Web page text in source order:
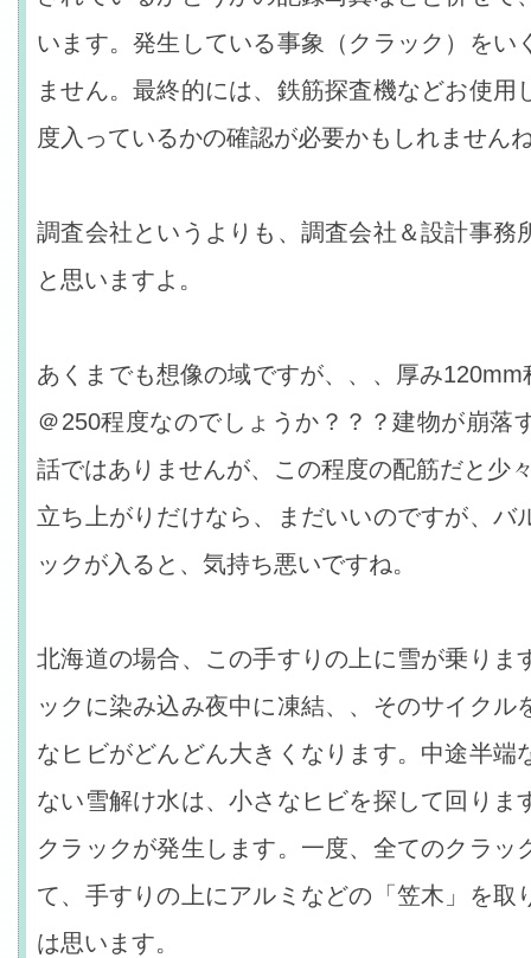
います。発生している事象（クラック）をい
ません。最終的には、鉄筋探査機などお使用
度入っているかの確認が必要かもしれません
調査会社というよりも、調査会社＆設計事務
と思いますよ。
あくまでも想像の域ですが、、、厚み
＠250程度なのでしょうか？？？建物が崩落
話ではありませんが、この程度の配筋だと少
立ち上がりだけなら、まだいいのですが、バ
ックが入ると、気持ち悪いですね。
北海道の場合、この手すりの上に雪が乗りま
ックに染み込み夜中に凍結、、そのサイクル
なヒビがどんどん大きくなります。中途半端
ない雪解け水は、小さなヒビを探して回りま
クラックが発生します。一度、全てのクラッ
て、手すりの上にアルミなどの「笠木」を取
は思います。